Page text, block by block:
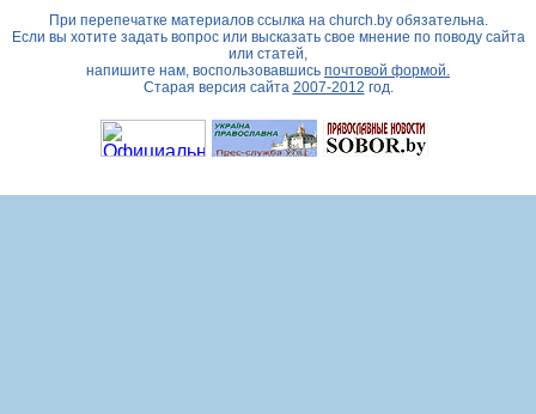
При перепечатке материалов ссылка на church.byобязательна.
Если вы хотите задать вопрос или высказать свое мнение по поводу сайта
или статей,
напишите нам, воспользовавшись почтовой формой.
Старая версия сайта 2007-2012 год.